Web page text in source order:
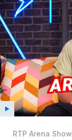
RTP Arena